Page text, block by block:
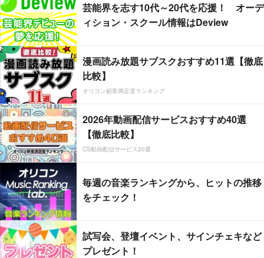
芸能界を志す10代～20代を応援！ オーデ
ィション・スクール情報はDeview
漫画読み放題サブスクおすすめ11選【徹底
比較】
オリコン顧客満足度ランキング
2026年動画配信サービスおすすめ40選
【徹底比較】
CS動画配信サービス20選
毎週の音楽ランキングから、ヒットの推移
をチェック！
試写会、登壇イベント、サインチェキなど
プレゼント！